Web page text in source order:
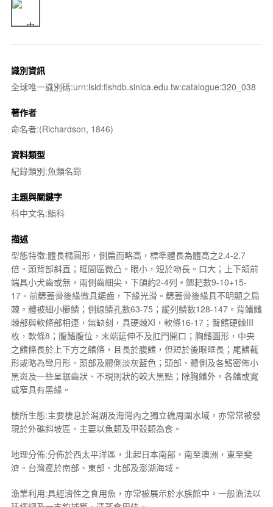
識別資訊
全球唯一識別碼:urn:lsid:fishdb.sinica.edu.tw:catalogue:320_038
著作者
命名者:(Richardson, 1846)
資料類型
紀錄類別:魚類名錄
主題與關鍵字
科中文名:鮨科
描述
型態特徵:體長橢圓形，側扁而略高，標準體長為體高之2.4-2.7
倍。頭背部斜直；眶間區微凸。眼小，短於吻長。口大；上下頜前
端具小犬齒或無，兩側齒細尖，下頜約2-4列。鰓耙數9-10+15-
17。前鰓蓋骨後緣微具鋸齒，下緣光滑。鰓蓋骨後緣具不明顯之扁
棘。體被細小櫛鱗；側線鱗孔數63-75；縱列鱗數128-147。背鰭鰭
棘部與軟條部相連，無缺刻，具硬棘XI，軟條16-17；臀鰭硬棘III
枚，軟條8；腹鰭腹位，末端延伸不及肛門開口；胸鰭圓形，中央
之鰭條長於上下方之鰭條，且長於腹鰭，但短於後眼眶長；尾鰭截
形或略為彎月形。頭部及體側淡灰藍色；頭部、體側及各鰭密佈小
黑斑及一些呈鋸齒狀、不現則狀的較大黑點；除胸鰭外，各鰭或寬
或窄具有黑緣。
棲所生態:主要棲息於潟湖及海灣內之獨立礁周圍水域，亦常常被發
現於外礁斜坡區。主要以魚類及甲殼類為食。
地理分佈:分佈於西太平洋區，北起日本南部，南至澳洲，東至斐
濟。台灣產於南部、東部、北部及澎湖海域。
漁業利用:具經濟性之食用魚，亦常被展示於水族館中。一般漁法以